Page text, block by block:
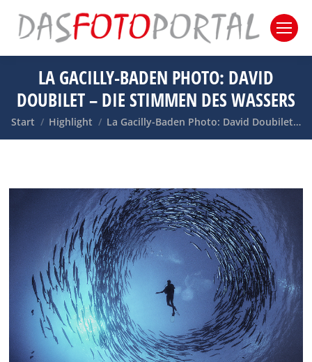
LA GACILLY-BADEN PHOTO: DAVID
DOUBILET – DIE STIMMEN DES WASSERS
Sie befinden sich hier:
Start Highlight La Gacilly-Baden Photo: David Doubilet…